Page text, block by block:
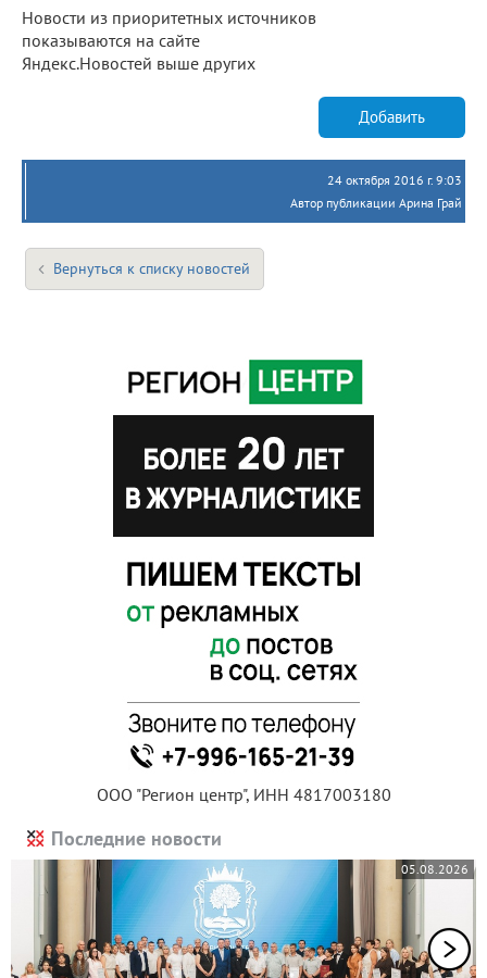
Новости из приоритетных источников
показываются на сайте
Яндекс.Новостей выше других
Добавить
24 октября 2016 г. 9:03
Автор публикации Арина Грай
Вернуться к списку новостей
ООО "Регион центр", ИНН 4817003180
Последние новости
05.08.2026